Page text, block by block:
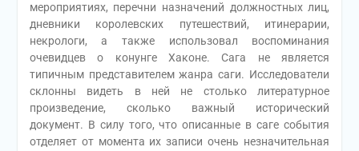
мероприятиях, перечни назначений должностных лиц,
дневники королевских путешествий, итинерарии,
некрологи, а также использовал воспоминания
очевидцев о конунге Хаконе. Сага не является
типичным представителем жанра саги. Исследователи
склонны видеть в ней не столько литературное
произведение, сколько важный исторический
документ. В силу того, что описанные в саге события
отделяет от момента их записи очень незначительная